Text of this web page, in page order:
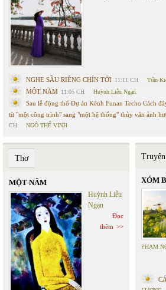
NGHE SẦU RIÊNG CHÍN TỚI 11:11 CH Trần
MỘT NĂM 11:05 CH Huỳnh Liễu Ngạn
Sau lễ động thổ Dự án Kênh Funan Techo Cách
từ "một công trình" sang "một hệ thống" thủy văn ảnh
CH
NGÔ THẾ VINH
Thơ
MỘT NĂM
Huỳnh Liễu
Ngạn
Đọc
thêm
XÓM
PHẠM